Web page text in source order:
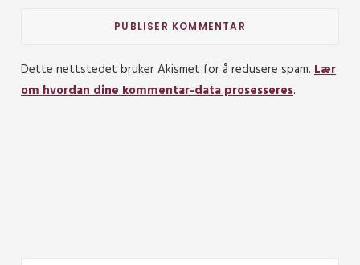
Dette nettstedet bruker Akismet for å redusere spam. Lær
om hvordan dine kommentar-data prosesseres.